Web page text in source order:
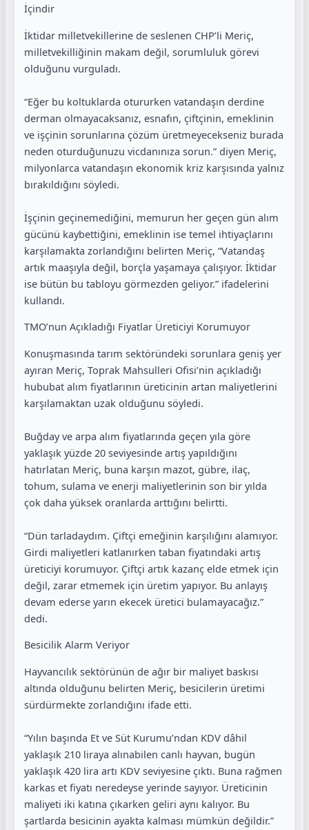
İçindir
İktidar milletvekillerine de seslenen CHP’li Meriç,
milletvekilliğinin makam değil, sorumluluk görevi
olduğunu vurguladı.
“Eğer bu koltuklarda otururken vatandaşın derdine
derman olmayacaksanız, esnafın, çiftçinin, emeklinin
ve işçinin sorunlarına çözüm üretmeyecekseniz burada
neden oturduğunuzu vicdanınıza sorun.” diyen Meriç,
milyonlarca vatandaşın ekonomik kriz karşısında yalnız
bırakıldığını söyledi.
İşçinin geçinemediğini, memurun her geçen gün alım
gücünü kaybettiğini, emeklinin ise temel ihtiyaçlarını
karşılamakta zorlandığını belirten Meriç, “Vatandaş
artık maaşıyla değil, borçla yaşamaya çalışıyor. İktidar
ise bütün bu tabloyu görmezden geliyor.” ifadelerini
kullandı.
TMO’nun Açıkladığı Fiyatlar Üreticiyi Korumuyor
Konuşmasında tarım sektöründeki sorunlara geniş yer
ayıran Meriç, Toprak Mahsulleri Ofisi’nin açıkladığı
hububat alım fiyatlarının üreticinin artan maliyetlerini
karşılamaktan uzak olduğunu söyledi.
Buğday ve arpa alım fiyatlarında geçen yıla göre
yaklaşık yüzde 20 seviyesinde artış yapıldığını
hatırlatan Meriç, buna karşın mazot, gübre, ilaç,
tohum, sulama ve enerji maliyetlerinin son bir yılda
çok daha yüksek oranlarda arttığını belirtti.
“Dün tarladaydım. Çiftçi emeğinin karşılığını alamıyor.
Girdi maliyetleri katlanırken taban fiyatındaki artış
üreticiyi korumuyor. Çiftçi artık kazanç elde etmek için
değil, zarar etmemek için üretim yapıyor. Bu anlayış
devam ederse yarın ekecek üretici bulamayacağız.”
dedi.
Besicilik Alarm Veriyor
Hayvancılık sektörünün de ağır bir maliyet baskısı
altında olduğunu belirten Meriç, besicilerin üretimi
sürdürmekte zorlandığını ifade etti.
“Yılın başında Et ve Süt Kurumu’ndan KDV dâhil
yaklaşık 210 liraya alınabilen canlı hayvan, bugün
yaklaşık 420 lira artı KDV seviyesine çıktı. Buna rağmen
karkas et fiyatı neredeyse yerinde sayıyor. Üreticinin
maliyeti iki katına çıkarken geliri aynı kalıyor. Bu
şartlarda besicinin ayakta kalması mümkün değildir.”